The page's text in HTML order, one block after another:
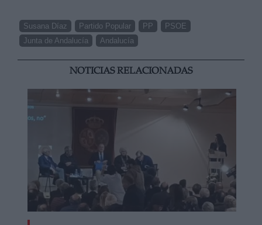
Susana Díaz Partido Popular PP
PSOE
Junta de Andalucía
Andalucía
NOTICIAS RELACIONADAS